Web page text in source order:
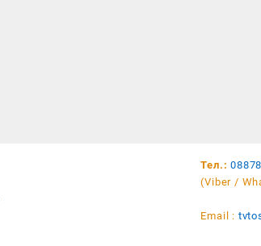
Тел.:
(Viber /
Email :